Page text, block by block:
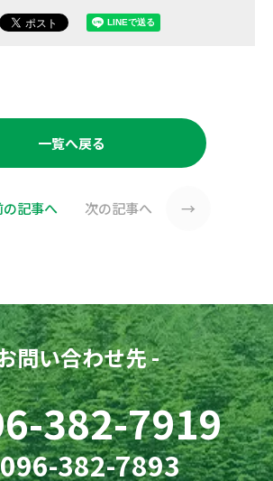
一覧へ戻る
の記事へ 次の記事へ →
問い合わせ先 -
382-7919
096-382-7893